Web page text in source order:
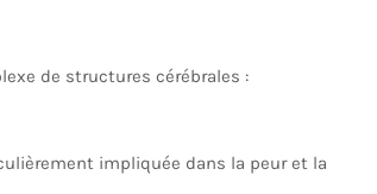
de structures cérébrales :
impliquée dans la peur et la